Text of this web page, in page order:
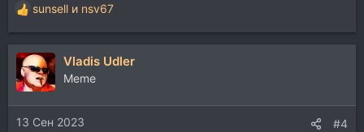
Р
е
а
к
ц
и
и
:
sunsell и nsv67
Vladis Udler
Memе
13 Сен 2023 #4